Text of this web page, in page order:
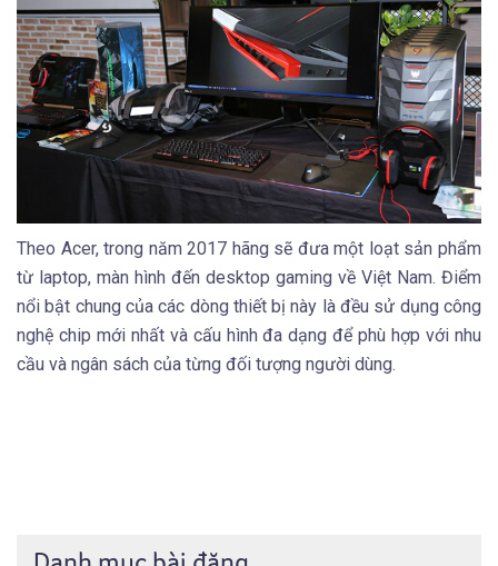
Theo Acer, trong năm 2017 hãng sẽ đưa một loạt sản phẩm
từ laptop, màn hình đến desktop gaming về Việt Nam. Điểm
nổi bật chung của các dòng thiết bị này là đều sử dụng công
nghệ chip mới nhất và cấu hình đa dạng để phù hợp với nhu
cầu và ngân sách của từng đối tượng người dùng.